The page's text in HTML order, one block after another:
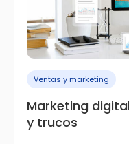
Ventas y marketing
Marketing
y trucos